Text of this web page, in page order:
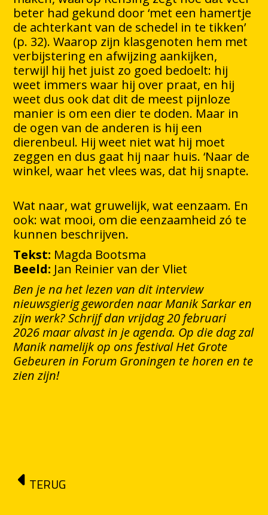
beter had gekund door ‘met een hamertje
de achterkant van de schedel in te tikken’
(p. 32). Waarop zijn klasgenoten hem met
verbijstering en afwijzing aankijken,
terwijl hij het juist zo goed bedoelt: hij
weet immers waar hij over praat, en hij
weet dus ook dat dit de meest pijnloze
manier is om een dier te doden. Maar in
de ogen van de anderen is hij een
dierenbeul. Hij weet niet wat hij moet
zeggen en dus gaat hij naar huis. ‘Naar de
winkel, waar het vlees was, dat hij snapte.
Wat naar, wat gruwelijk, wat eenzaam. En
ook: wat mooi, om die eenzaamheid zó te
kunnen beschrijven.
Tekst: Magda Bootsma
Beeld: Jan Reinier van der Vliet
Ben je na het lezen van dit interview
nieuwsgierig geworden naar Manik Sarkar en
zijn werk? Schrijf dan vrijdag 20 februari
2026 maar alvast in je agenda. Op die dag zal
Manik namelijk op ons festival Het Grote
Gebeuren in Forum Groningen te horen en te
zien zijn!
TERUG